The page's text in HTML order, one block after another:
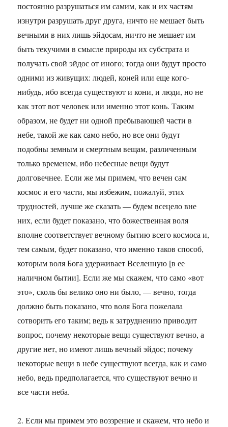
постоянно разрушаться им самим, как и их частям
изнутри разрушать друг друга, ничто не мешает быть
вечными в них лишь эйдосам, ничто не мешает им
быть текучими в смысле природы их субстрата и
получать свой эйдос от иного; тогда они будут просто
одними из живущих: людей, коней или еще кого-
нибудь, ибо всегда существуют и кони, и люди, но не
как этот вот человек или именно этот конь. Таким
образом, не будет ни одной пребывающей части в
небе, такой же как само небо, но все они будут
подобны земным и смертным вещам, различенным
только временем, ибо небесные вещи будут
долговечнее. Если же мы примем, что вечен сам
космос и его части, мы избежим, пожалуй, этих
трудностей, лучше же сказать — будем всецело вне
них, если будет показано, что божественная воля
вполне соответствует вечному бытию всего космоса и,
тем самым, будет показано, что именно таков способ,
которым воля Бога удерживает Вселенную [в ее
наличном бытии]. Если же мы скажем, что само «вот
это», сколь бы велико оно ни было, — вечно, тогда
должно быть показано, что воля Бога пожелала
сотворить его таким; ведь к затруднению приводит
вопрос, почему некоторые вещи существуют вечно, а
другие нет, но имеют лишь вечный эйдос; почему
некоторые вещи в небе существуют всегда, как и само
небо, ведь предполагается, что существуют вечно и
все части неба.
2. Если мы примем это воззрение и скажем, что небо и